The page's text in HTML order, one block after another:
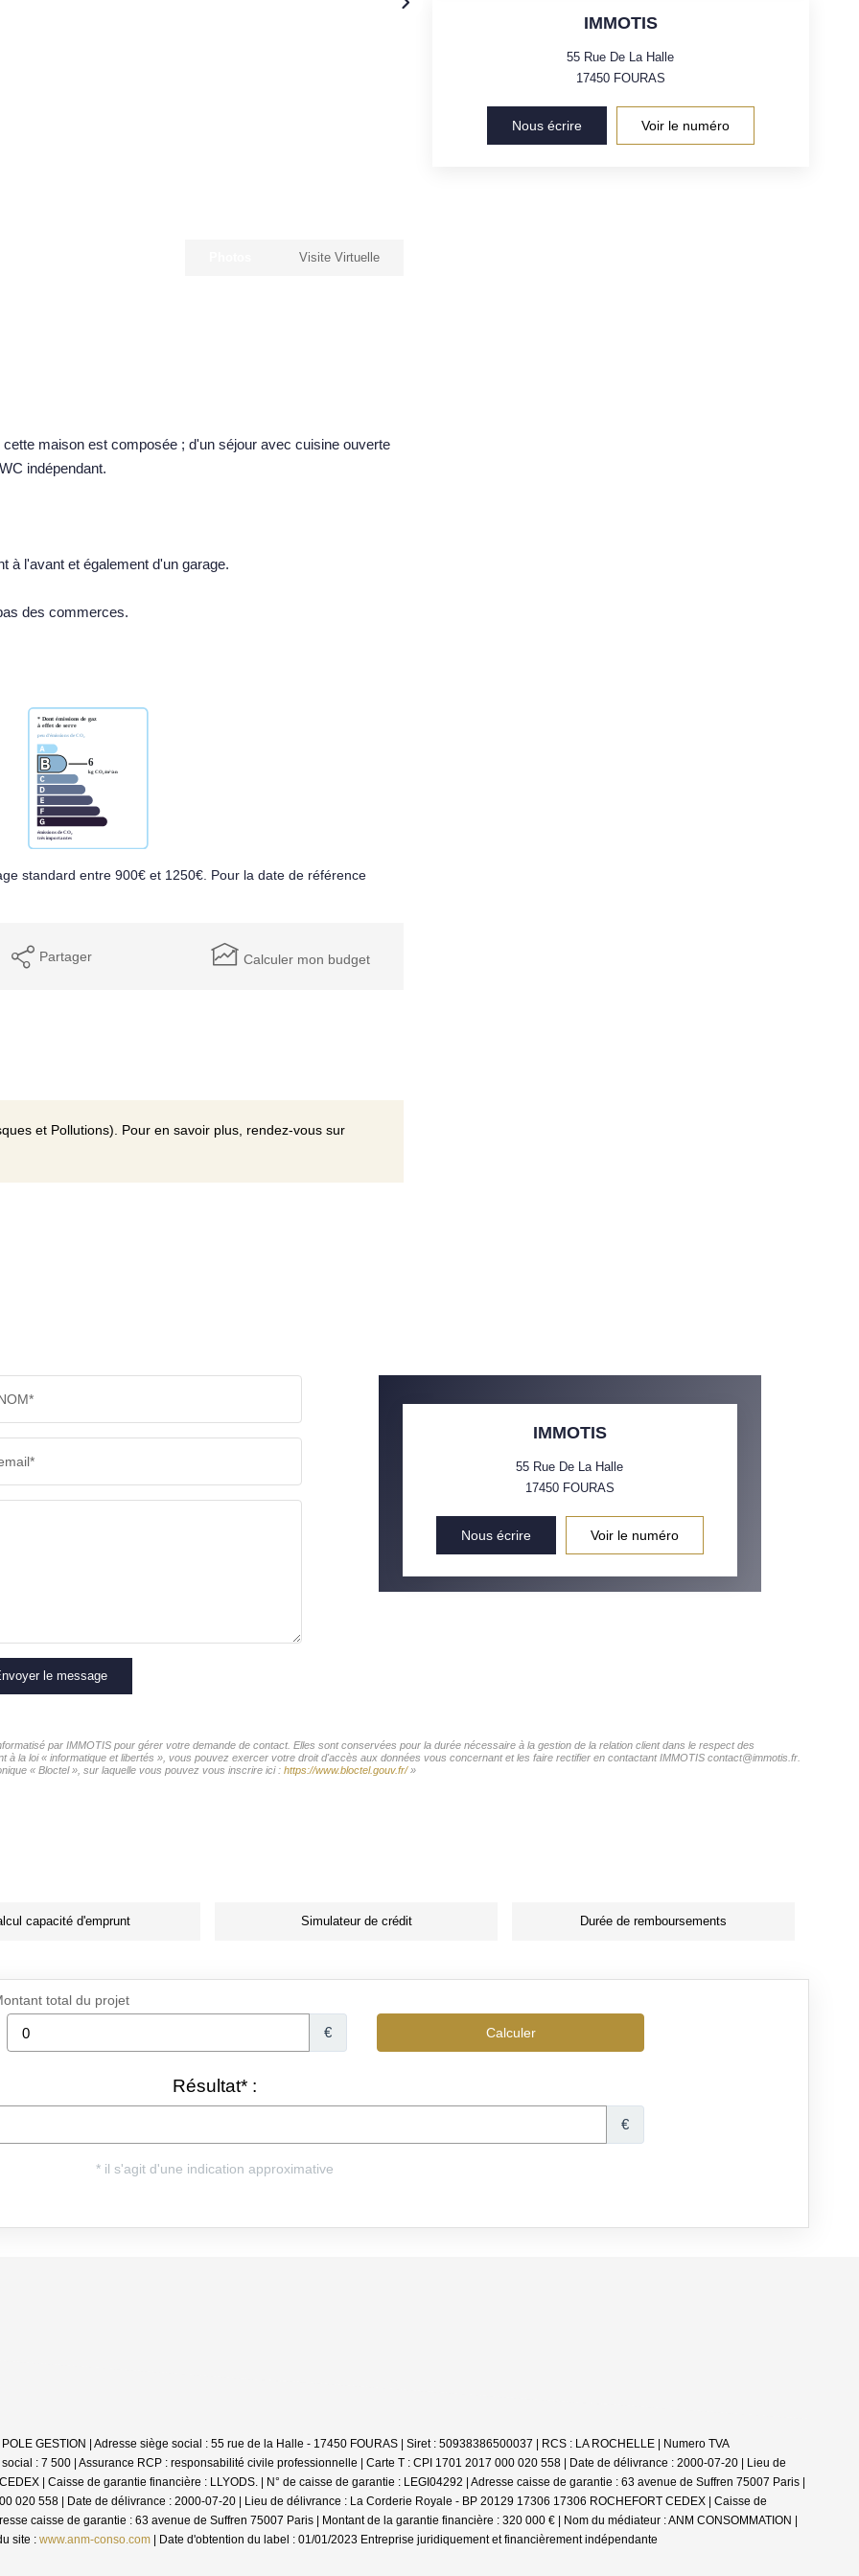
Visite Virtuelle
maison est composée ; d'un séjour avec cuisine ouverte
indépendant.
à l'avant et également d'un garage.
des commerces.
standard entre 900€ et 1250€. Pour la date de référence
Partager Calculer mon budget
et Pollutions). Pour en savoir plus, rendez-vous sur
IMMOTIS
55 Rue De La Halle
17450 FOURAS
Nous écrire Voir le numéro
le message
IMMOTIS
55 Rue De La Halle
17450 FOURAS
Nous écrire Voir le numéro
par IMMOTIS pour gérer votre demande de contact. Elles sont conservées pour la durée nécessaire à la gestion de la relation client dans le respect des
la loi « informatique et libertés », vous pouvez exercer votre droit d'accès aux données vous concernant et les faire rectifier en contactant IMMOTIS contact@immotis.fr.
« Bloctel », sur laquelle vous pouvez vous inscrire ici : https://www.bloctel.gouv.fr/»
capacité d'emprunt Simulateur de crédit Durée de remboursements
GESTION | Adresse siège social : 55 rue de la Halle - 17450 FOURAS | Siret : 50938386500037 | RCS : LA ROCHELLE | Numero TVA
: 7 500 | Assurance RCP : responsabilité civile professionnelle | Carte T : CPI 1701 2017 000 020 558 | Date de délivrance : 2000-07-20 | Lieu de
| Caisse de garantie financière : LLYODS. | N° de caisse de garantie : LEGI04292 | Adresse caisse de garantie : 63 avenue de Suffren 75007 Paris |
020 558 | Date de délivrance : 2000-07-20 | Lieu de délivrance : La Corderie Royale - BP 20129 17306 17306 ROCHEFORT CEDEX | Caisse de
caisse de garantie : 63 avenue de Suffren 75007 Paris | Montant de la garantie financière : 320 000 € | Nom du médiateur : ANM CONSOMMATION |
site : www.anm-conso.com | Date d'obtention du label : 01/01/2023 Entreprise juridiquement et financièrement indépendante